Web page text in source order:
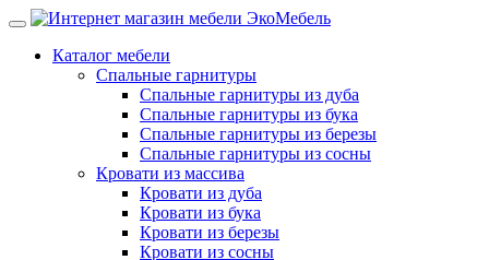
Каталог мебели
Спальные гарнитуры
Спальные гарнитуры из дуба
Спальные гарнитуры из бука
Спальные гарнитуры из березы
Спальные гарнитуры из сосны
Кровати из массива
Кровати из дуба
Кровати из бука
Кровати из березы
Кровати из сосны